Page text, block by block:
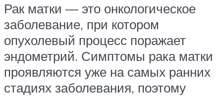
Рак матки — это онкологическое
заболевание, при котором
опухолевый процесс поражает
эндометрий. Симптомы рака матки
проявляются уже на самых ранних
стадиях заболевания, поэтому